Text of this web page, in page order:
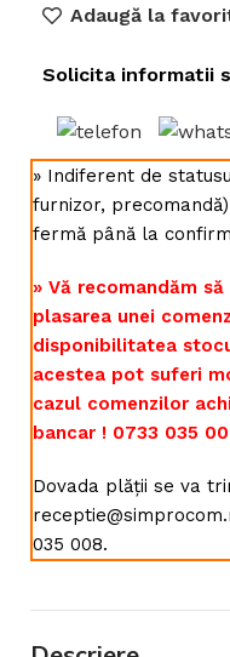
Adaugă la
Solicita informatii
» Indiferent de
furnizor,
fermă până la
» Vă recomandăm
plasarea unei
disponibilitatea
acestea pot suferi
cazul comenzilor
bancar ! 0733 035
Dovada plății se va
035 008.